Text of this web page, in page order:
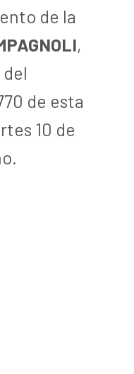
de la
,
de esta
10 de